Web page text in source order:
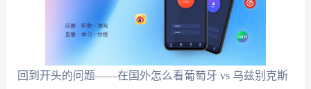
回到开头的问题——在国外怎么看葡萄牙 vs 乌兹别克斯